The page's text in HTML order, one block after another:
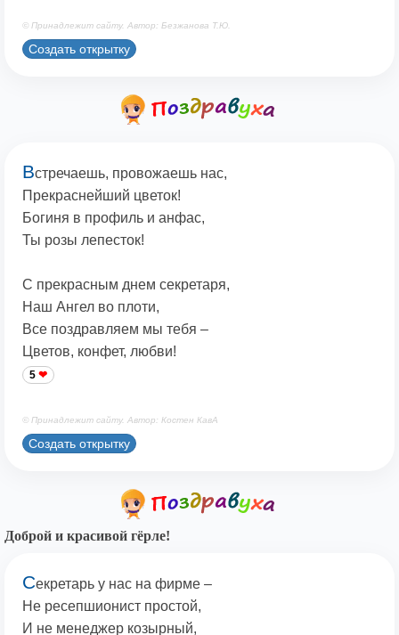
© Принадлежит сайту. Автор: Безжанова Т.Ю.
Создать открытку
Встречаешь, провожаешь нас,
Прекраснейший цветок!
Богиня в профиль и анфас,
Ты розы лепесток!
С прекрасным днем секретаря,
Наш Ангел во плоти,
Все поздравляем мы тебя –
Цветов, конфет, любви!
5
© Принадлежит сайту. Автор: Костен КавА
Создать открытку
Доброй и красивой гёрле!
Секретарь у нас на фирме –
Не ресепшионист простой,
И не менеджер козырный,